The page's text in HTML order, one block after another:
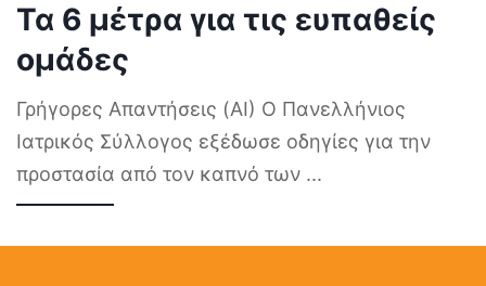
Τα 6 μέτρα για τις ευπαθείς
ομάδες
Γρήγορες Απαντήσεις (AI) Ο Πανελλήνιος
Ιατρικός Σύλλογος εξέδωσε οδηγίες για την
προστασία από τον καπνό των ...